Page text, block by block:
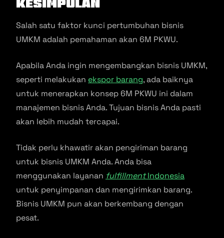
Kesimpulan
Salah satu faktor kunci pertumbuhan bisnis
UMKM adalah pemahaman akan 6M PKWU.
Apabila Anda ingin mengembangkan bisnis UMKM,
seperti melakukan ekspor barang, ada baiknya
untuk menerapkan konsep 6M PKWU ini dalam
manajemen bisnis Anda. Tujuan bisnis Anda pasti
akan lebih mudah tercapai.
Tidak perlu khawatir akan pengiriman barang
untuk bisnis UMKM Anda. Anda bisa
menggunakan layanan fulfillmentIndonesia
untuk penyimpanan dan mengirimkan barang.
Bisnis UMKM pun akan berkembang dengan
pesat.